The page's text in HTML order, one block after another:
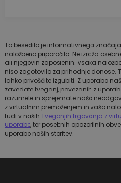
To besedilo je informativnega
naložbeno priporočilo. Ne izraža
ali njegovih zaposlenih. Vsaka
niso zagotovilo za prihodnje donose.
lahko privoščite izgubiti. Z uporabo
zavedate tveganj, povezanih z
razumete in sprejemate našo
z virtualnim premoženjem in vašo
tudi v naših Tveganjih trgovanja z
uporabe, ter posebnih opozorilnih
uporabo naših storitev.